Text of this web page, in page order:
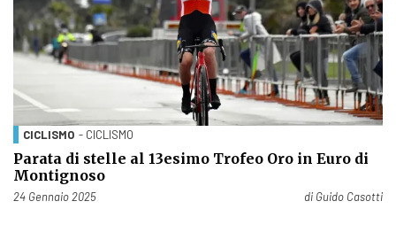
CICLISMO - CICLISMO
Parata di stelle al 13esimo Trofeo Oro in Euro di
Montignoso
Pubblicato il
24 Gennaio 2025 di Guido Casotti